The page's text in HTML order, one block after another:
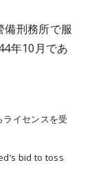
備刑務所で服
年10月であ
イセンスを受
bid to toss